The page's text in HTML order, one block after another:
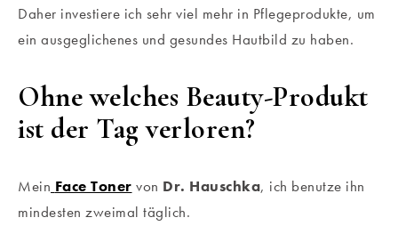
Daher investiere ich sehr viel mehr in Pflegeprodukte, um
ein ausgeglichenes und gesundes Hautbild zu haben.
Ohne welches Beauty-Produkt
ist der Tag verloren?
Mein Face Toner von Dr. Hauschka, ich benutze ihn
mindesten zweimal täglich.